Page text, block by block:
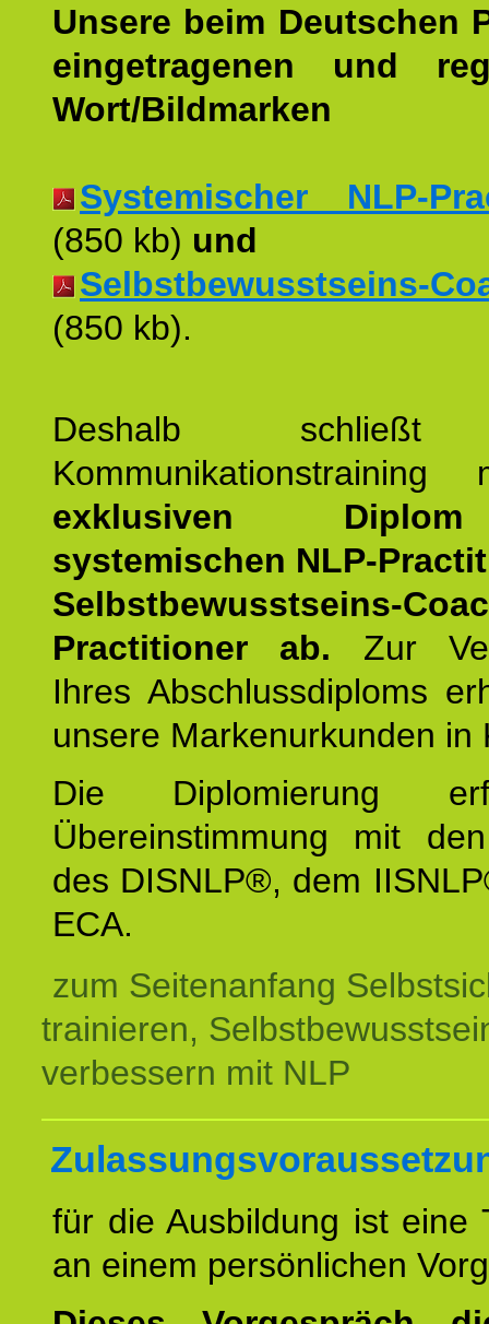
Unsere beim Deutschen
eingetragenen und
Wort/Bildmarken
Systemischer NLP-
(850 kb) und
Selbstbewusstseins-
(850 kb).
Deshalb schließt
exklusiven
systemischen NLP-
Selbstbewusstseins-
Practitioner ab. Zur
Ihres Abschlussdiploms
unsere Markenurkunden in
Die Diplomierung
Übereinstimmung mit
des DISNLP®, dem
ECA.
zum Seitenanfang
trainieren,
verbessern mit NLP
für die Ausbildung ist eine
an einem persönlichen